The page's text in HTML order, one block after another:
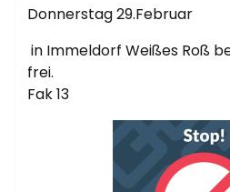
Donnerstag 29.Februar
in Immeldorf Weißes Roß
frei.
Fak 13